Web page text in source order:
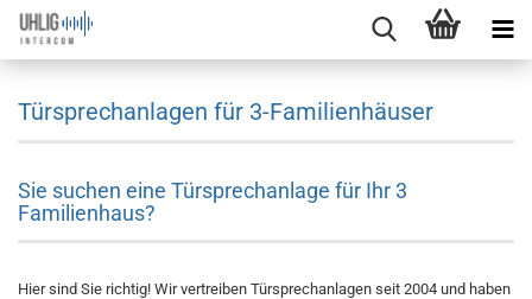
Türsprechanlagen für 3-Familienhäuser
Sie suchen eine Türsprechanlage für Ihr 3
Familienhaus?
Hier sind Sie richtig! Wir vertreiben Türsprechanlagen seit 2004 und haben